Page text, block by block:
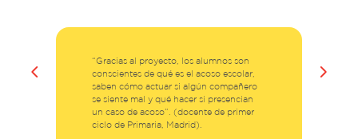
“Gracias al proyecto, los alumnos son
conscientes de qué es el acoso escolar,
saben cómo actuar si algún compañero
se siente mal y qué hacer si presencian
un caso de acoso”. (docente de primer
ciclo de Primaria, Madrid).